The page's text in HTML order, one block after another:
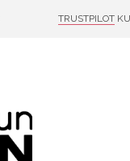
TRUSTPILOT